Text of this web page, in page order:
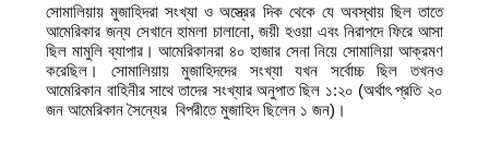
সোমালিয়ায় মুজাহিদরা সংখ্যা ও অস্ত্রের দিক থেকে যে অবস্থায় ছিল তাতে
আমেরিকার জন্য সেখানে হামলা চালানো, জয়ী হওয়া এবং নিরাপদে ফিরে আসা
ছিল মামুলি ব্যাপার। আমেরিকানরা ৪০ হাজার সেনা নিয়ে সোমালিয়া আক্রমণ
করেছিল। সোমালিয়ায় মুজাহিদদের সংখ্যা যখন সর্বোচ্চ ছিল তখনও
আমেরিকান বাহিনীর সাথে তাদের সংখ্যার অনুপাত ছিল ১:২০ (অর্থাৎ প্রতি ২০
জন আমেরিকান সৈন্যের বিপরীতে মুজাহিদ ছিলেন ১ জন)।